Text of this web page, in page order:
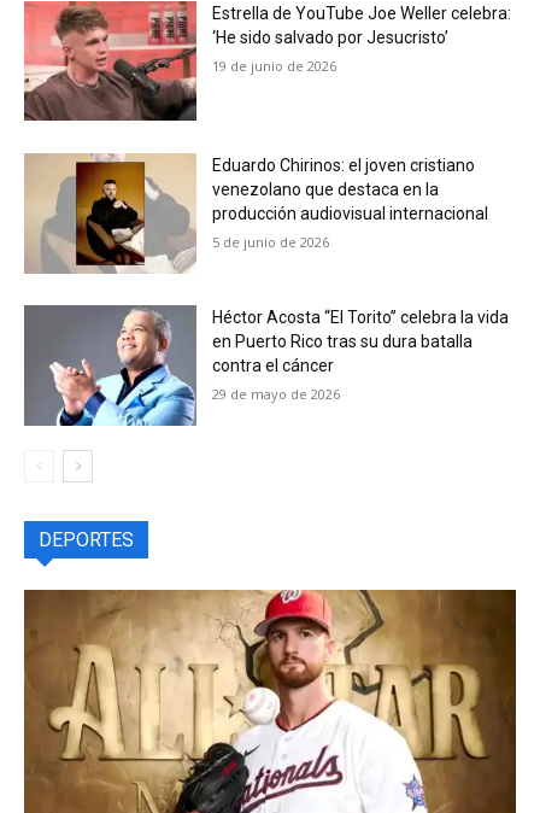
Estrella de YouTube Joe Weller celebra:
‘He sido salvado por Jesucristo’
19 de junio de 2026
Eduardo Chirinos: el joven cristiano
venezolano que destaca en la
producción audiovisual internacional
5 de junio de 2026
Héctor Acosta “El Torito” celebra la vida
en Puerto Rico tras su dura batalla
contra el cáncer
29 de mayo de 2026
DEPORTES